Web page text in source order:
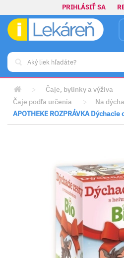
PRIHLÁSIŤ SA
> Čaje, bylinky a výživa
Čaje podľa určenia
> Na
APOTHEKE ROZPRÁVKA